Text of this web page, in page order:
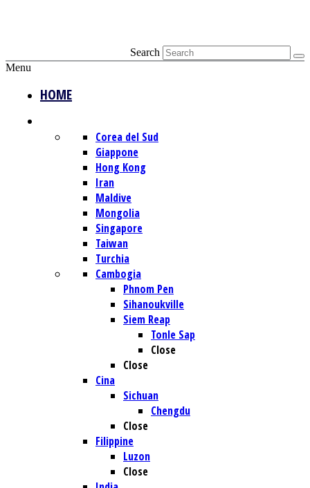
Search
Menu
HOME
Corea del Sud
Giappone
Hong Kong
Iran
Maldive
Mongolia
Singapore
Taiwan
Turchia
Cambogia
Phnom Pen
Sihanoukville
Siem Reap
Tonle Sap
Close
Close
Cina
Sichuan
Chengdu
Close
Filippine
Luzon
Close